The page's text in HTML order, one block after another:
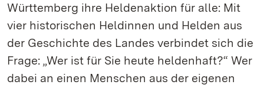
Württemberg ihre Heldenaktion für alle: Mit
vier historischen Heldinnen und Helden aus
der Geschichte des Landes verbindet sich die
Frage: „Wer ist für Sie heute heldenhaft?“ Wer
dabei an einen Menschen aus der eigenen